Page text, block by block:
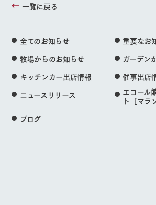
一覧に戻る
全てのお知らせ
重要なお
牧場からのお知らせ
ガーデン
キッチンカー出店情報
催事出店
ニュースリリース
エコール
ト［マラ
ブログ